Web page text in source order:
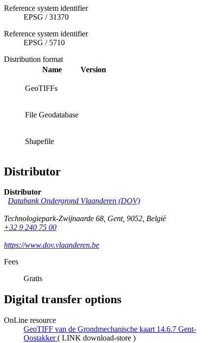
Reference system identifier
EPSG /31370
Reference system identifier
EPSG / 5710
Distribution format
Name
Version
GeoTIFFs
File Geodatabase
Shapefile
Distributor
Distributor
Databank Ondergrond Vlaanderen (DOV)
Technologiepark-Zwijnaarde 68, Gent, 9052, België
+32 9 240 75 00
https://www.dov.vlaanderen.be
Fees
Gratis
Digital transfer options
OnLine resource
GeoTIFF van de Grondmechanische kaart 14.6.7 Gent-
Oostakker ( LINK download-store )